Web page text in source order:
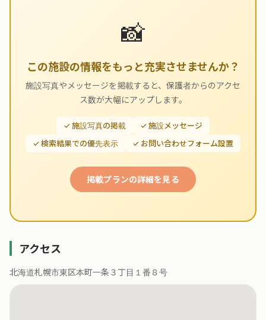
📸
この施設の情報をもっと充実させませんか？
施設写真やメッセージを掲載すると、保護者からのアクセ
ス数が大幅にアップします。
✓ 施設写真の掲載
✓ 施設メッセージ
✓ 検索結果での優先表示
✓ お問い合わせフォーム設置
掲載プランの詳細を見る
アクセス
北海道札幌市東区本町一条３丁目１番８号